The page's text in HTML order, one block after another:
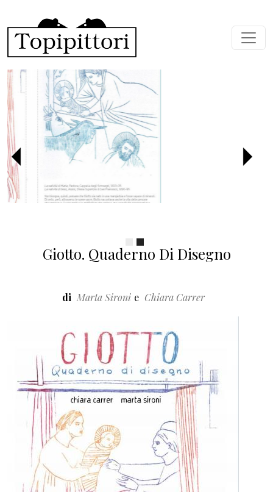
Precedente
Giotto. Quaderno Di Disegno
di Marta Sironi Chiara Carrer